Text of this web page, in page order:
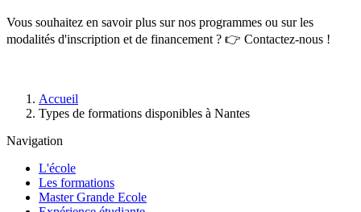
Vous souhaitez en savoir plus sur nos programmes ou sur les
modalités d'inscription et de financement ? 👉 Contactez-nous !
d'Ariane
Accueil
Types de formations disponibles à Nantes
Navigation
L'école
Les formations
Master Grande Ecole